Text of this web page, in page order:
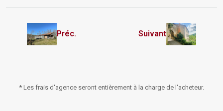
Préc. Suivant
* Les frais d'agence seront entièrement à la charge de l'acheteur.